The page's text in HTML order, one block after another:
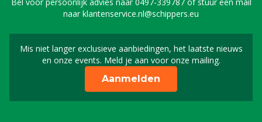
naarklantenservice.nl@schippers.eu
Mis niet langer exclusieve aanbiedingen, het laatste nieuws
en onze events. Meld je aan voor onze mailing.
Schrijf je in voor onze
Aanmelden